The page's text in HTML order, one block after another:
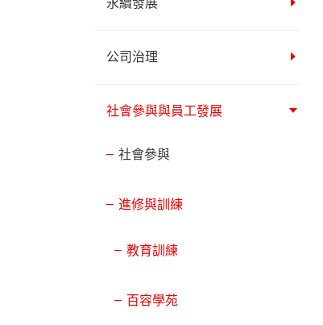
永續發展
公司治理
社會參與與員工發展
社會參與
進修與訓練
教育訓練
百容學苑